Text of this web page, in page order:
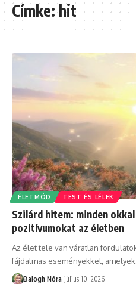
Címke:hit
ÉLETMÓD TEST ÉS LÉLEK
Szilárd hitem: minden
pozitívumokat az életben
Az élet tele van váratlan
fájdalmas eseményekkel, amelyek
Balogh Nóra július 10, 2026